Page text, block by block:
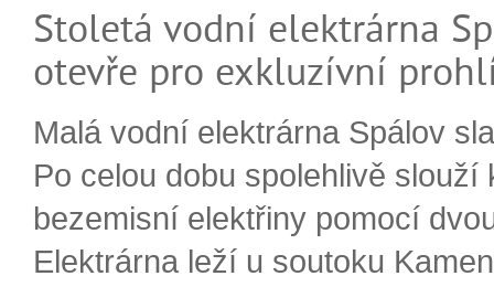
Stoletá vodní elektrárna
otevře pro exkluzívní
Malá vodní elektrárna Spálov
Po celou dobu spolehlivě slouží
bezemisní elektřiny pomocí
Elektrárna leží u soutoku